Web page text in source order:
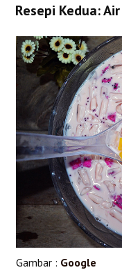
Resepi Kedua:
Gambar : Google